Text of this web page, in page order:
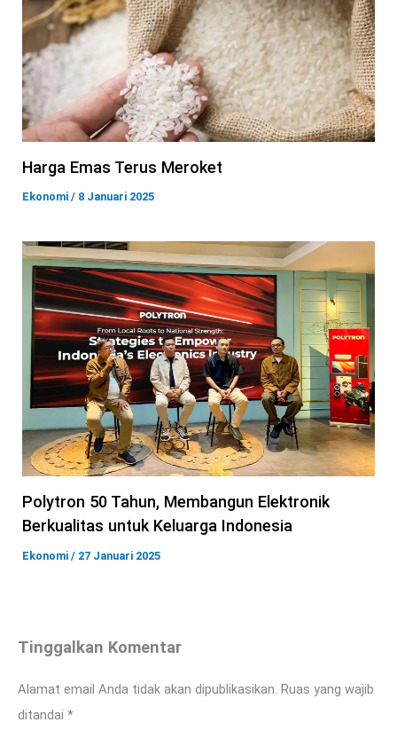
Harga Emas Terus Meroket
Ekonomi / 8 Januari 2025
Polytron 50 Tahun, Membangun Elektronik
Berkualitas untuk Keluarga Indonesia
Ekonomi / 27 Januari 2025
Tinggalkan Komentar
Alamat email Anda tidak akan dipublikasikan. Ruas yang wajib
ditandai *